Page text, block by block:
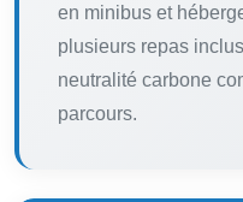
en minibus et
plusieurs repas
neutralité carbone
parcours.